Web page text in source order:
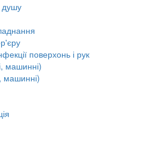
поверхонь і рук
машинні)
машинні)